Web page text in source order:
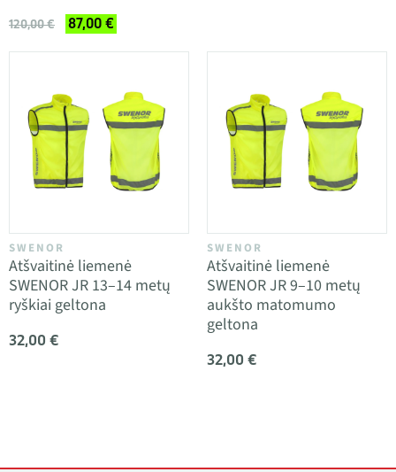
120,00 € 87,00 €
SWENOR
Atšvaitinė liemenė
SWENOR JR 13–14 metų
ryškiai geltona
32,00 €
SWENOR
Atšvaitinė liemenė
SWENOR JR 9–10 metų
aukšto matomumo
geltona
32,00 €